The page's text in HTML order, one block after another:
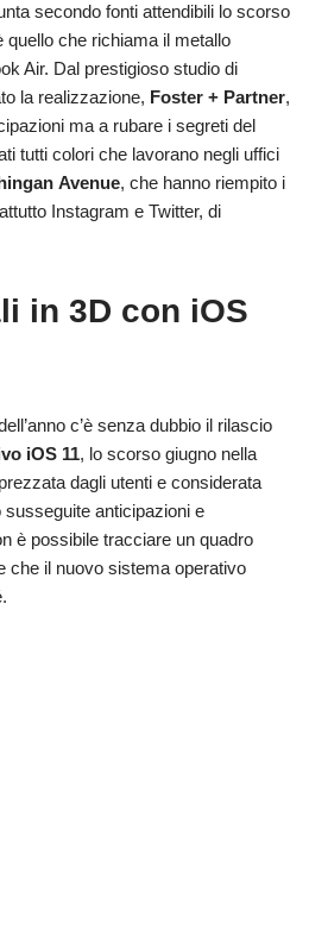
secondo fonti attendibili lo scorso
quello che richiama il metallo
Air. Dal prestigioso studio di
la realizzazione, Foster + Partner,
ma a rubare i segreti del
tutti colori che lavorano negli uffici
Avenue, che hanno riempito i
Instagram e Twitter, di
in 3D con iOS
c’è senza dubbio il rilascio
iOS 11, lo scorso giugno nella
dagli utenti e considerata
anticipazioni e
è possibile tracciare un quadro
che il nuovo sistema operativo